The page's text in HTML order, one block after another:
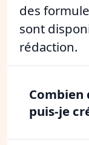
des
sont
rédaction.
Combien
puis-je